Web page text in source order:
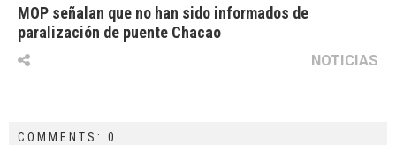
MOP señalan que no han sido informados de
paralización de puente Chacao
NOTICIAS
COMMENTS: 0